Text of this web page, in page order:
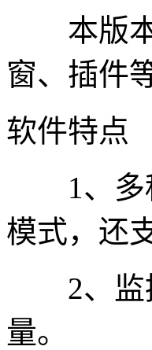
本版本
窗、插件
软件特点
1、多种
模式，还
2、监控
量。